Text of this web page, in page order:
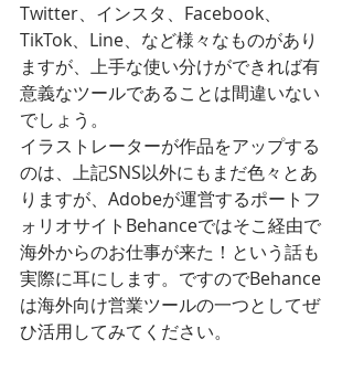
Twitter、インスタ、Facebook、
TikTok、Line、など様々なものがあり
ますが、上手な使い分けができれば有
意義なツールであることは間違いない
でしょう。
イラストレーターが作品をアップする
のは、上記SNS以外にもまだ色々とあ
りますが、Adobeが運営するポートフ
ォリオサイトBehanceではそこ経由で
海外からのお仕事が来た！という話も
実際に耳にします。ですのでBehance
は海外向け営業ツールの一つとしてぜ
ひ活用してみてください。